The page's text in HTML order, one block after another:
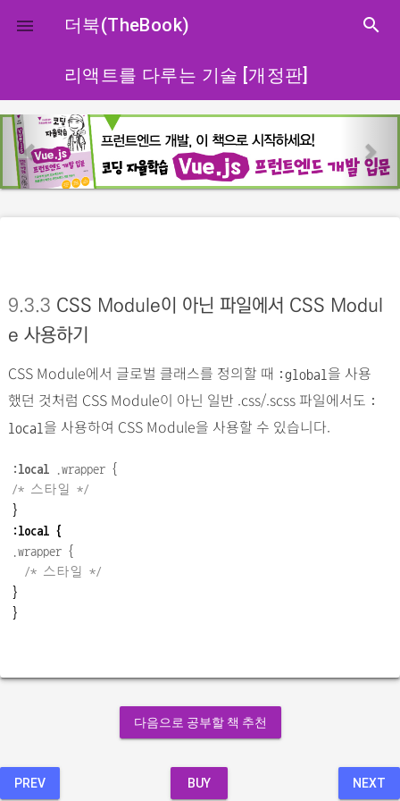
close
 더북(TheBook) search
리액트를 다루는 기술 [개정판]
p
r
e
s
e
x
9.3.3 CSS Module이 아닌 파일에서 CSS Modul
e 사용하기
CSS Module에서 글로벌 클래스를 정의할 때 :global 을 사용
했던 것처럼 CSS Module이 아닌 일반 .css/.scss 파일에서도 :
local 을 사용하여 CSS Module을 사용할 수 있습니다.
:local .wrapper {
/* 스타일
*/
:local {
.wrapper {
/* 스타일
*/
}
}
다음으로 공부할 책 추천
PREV BUY NEXT